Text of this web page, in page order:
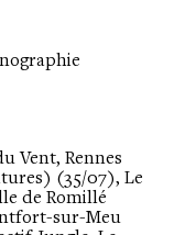
Vent, Rennes
(35/07), Le
de Romillé
sur-Meu